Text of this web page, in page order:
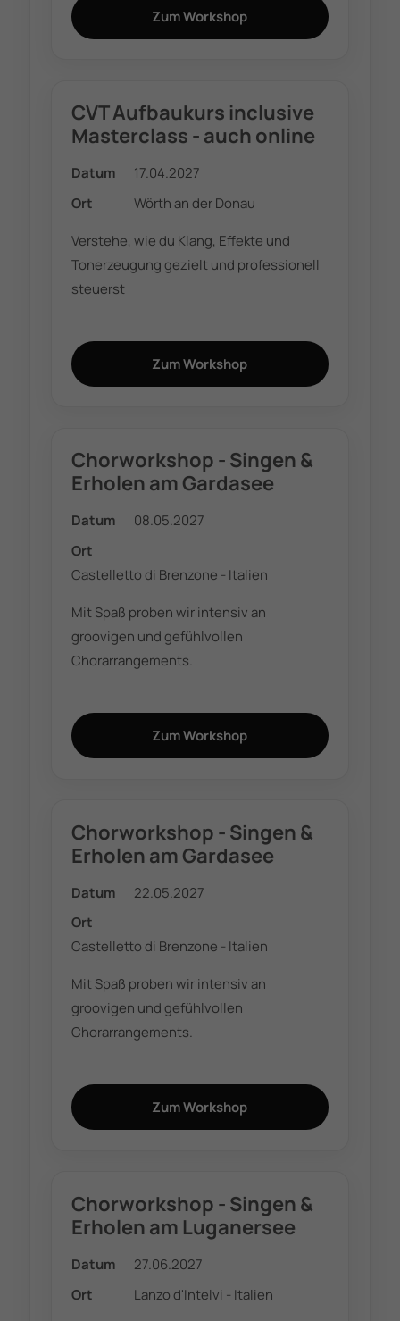
Zum Workshop
CVT Aufbaukurs inclusive
Masterclass - auch online
Datum
17.04.2027
Ort
Wörth an der Donau
Verstehe, wie du Klang, Effekte und
Tonerzeugung gezielt und professionell
steuerst
Zum Workshop
Chorworkshop - Singen &
Erholen am Gardasee
Datum
08.05.2027
Ort
Castelletto di Brenzone - Italien
Mit Spaß proben wir intensiv an
groovigen und gefühlvollen
Chorarrangements.
Zum Workshop
Chorworkshop - Singen &
Erholen am Gardasee
Datum
22.05.2027
Ort
Castelletto di Brenzone - Italien
Mit Spaß proben wir intensiv an
groovigen und gefühlvollen
Chorarrangements.
Zum Workshop
Chorworkshop - Singen &
Erholen am Luganersee
Datum
27.06.2027
Ort
Lanzo d'Intelvi - Italien